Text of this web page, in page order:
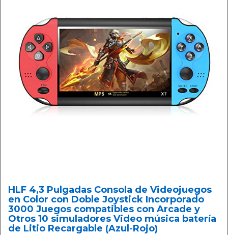
HLF 4,3 Pulgadas Consola de Videojuegos
en Color con Doble Joystick Incorporado
3000 Juegos compatibles con Arcade y
Otros 10 simuladores Video música batería
de Litio Recargable (Azul-Rojo)